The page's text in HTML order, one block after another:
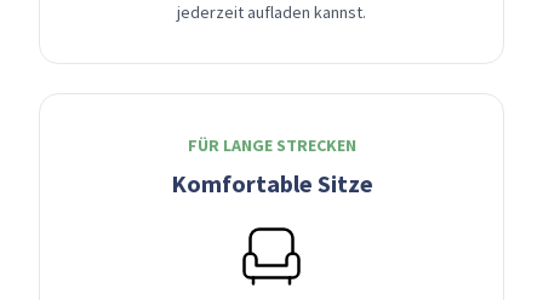
jederzeit aufladen kannst.
FÜR LANGE STRECKEN
Komfortable Sitze